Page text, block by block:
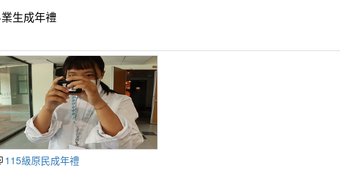
生成年禮
115級原民成年禮